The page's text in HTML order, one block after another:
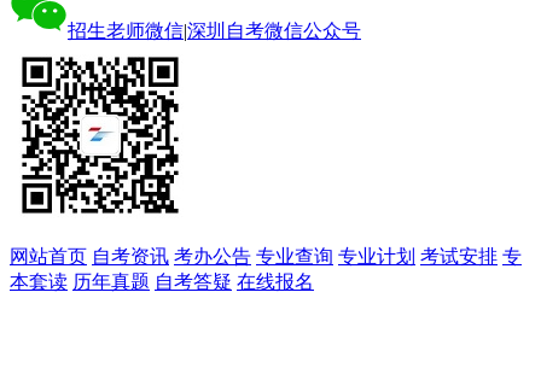
招生老师微信|深圳自考微信公众号
网站首页 自考资讯 考办公告 专业查询 专业计划 考试安排 专
本套读 历年真题 自考答疑 在线报名